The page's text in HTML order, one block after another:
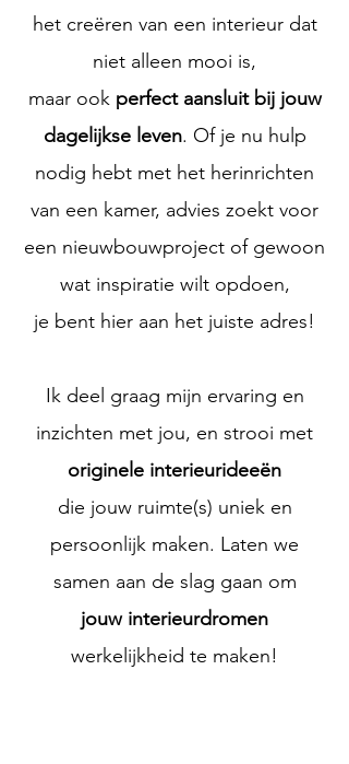
het creëren van een interieur dat
niet alleen mooi is,
maar ook perfect aansluit bij jouw
dagelijkse leven. Of je nu hulp
nodig hebt met het herinrichten
van een kamer, advies zoekt voor
een nieuwbouwproject of gewoon
wat inspiratie wilt opdoen,
je bent hier aan het juiste adres!
Ik deel graag mijn ervaring en
inzichten met jou, en strooi met
originele interieurideeën
die jouw ruimte(s) uniek en
persoonlijk maken. Laten we
samen aan de slag gaan om
jouw interieurdromen
werkelijkheid te maken!